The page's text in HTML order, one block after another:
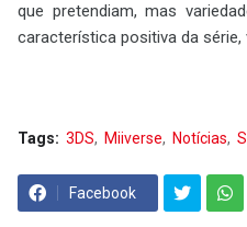
que pretendiam, mas
característica positiva da
Tags: 3DS Miiverse Notícias
Facebook